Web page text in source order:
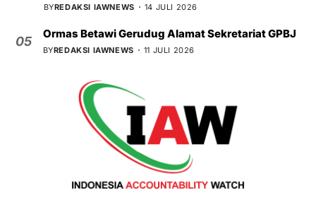
BYREDAKSI IAWNEWS 14 JULI 2026
05
Ormas Betawi Gerudug Alamat Sekretariat GPBJ
BYREDAKSI IAWNEWS 11 JULI 2026